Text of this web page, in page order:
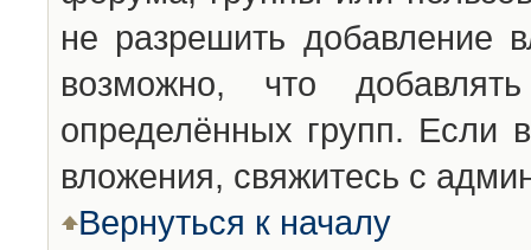
не разрешить добавление
возможно, что
определённых групп. Если
вложения, свяжитесь с
Вернуться к началу